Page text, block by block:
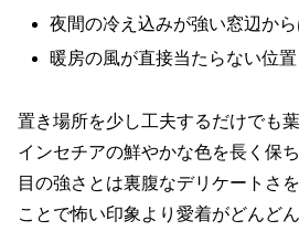
夜間の冷え込みが強い窓辺か
暖房の風が直接当たらない位
置き場所を少し工夫するだけでも
インセチアの鮮やかな色を長く保
目の強さとは裏腹なデリケートさ
ことで怖い印象より愛着がどんど